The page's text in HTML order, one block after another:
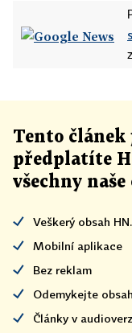
Tento článek
předplatíte
všechny
Veškerý obsah
Mobilní aplikace
Bez reklam
Odemykejte
Články v